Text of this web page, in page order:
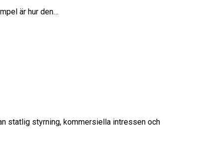
är hur den…
statlig styrning, kommersiella intressen och